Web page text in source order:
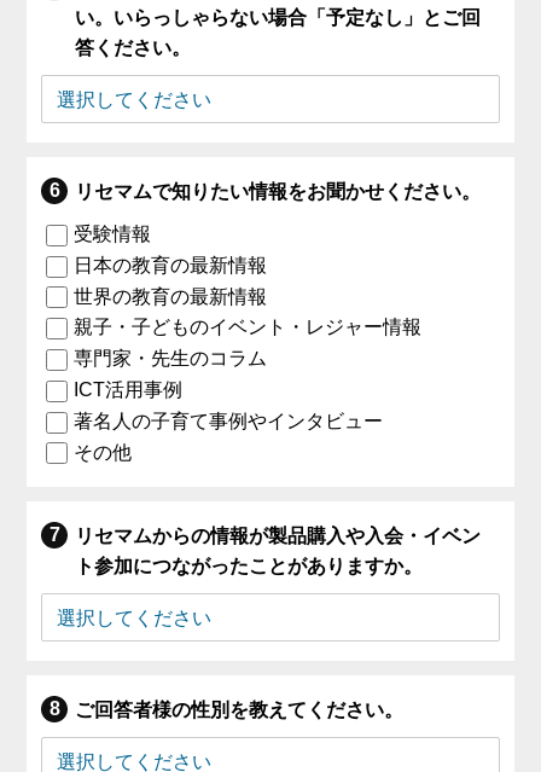
い。いらっしゃらない場合「予定なし」とご回
答ください。
リセマムで知りたい情報をお聞かせください。
受験情報
日本の教育の最新情報
世界の教育の最新情報
親子・子どものイベント・レジャー情報
専門家・先生のコラム
ICT活用事例
著名人の子育て事例やインタビュー
その他
リセマムからの情報が製品購入や入会・イベン
ト参加につながったことがありますか。
ご回答者様の性別を教えてください。